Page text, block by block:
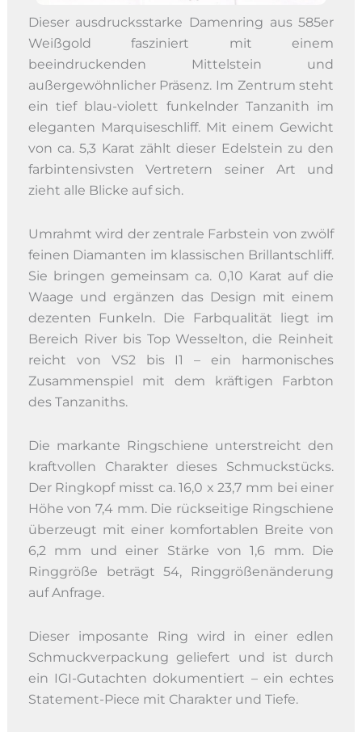
Dieser ausdrucksstarke Damenring aus 585er
Weißgold fasziniert mit einem
beeindruckenden Mittelstein und
außergewöhnlicher Präsenz. Im Zentrum steht
ein tief blau-violett funkelnder Tanzanith im
eleganten Marquiseschliff. Mit einem Gewicht
von ca. 5,3 Karat zählt dieser Edelstein zu den
farbintensivsten Vertretern seiner Art und
zieht alle Blicke auf sich.
Umrahmt wird der zentrale Farbstein von zwölf
feinen Diamanten im klassischen Brillantschliff.
Sie bringen gemeinsam ca. 0,10 Karat auf die
Waage und ergänzen das Design mit einem
dezenten Funkeln. Die Farbqualität liegt im
Bereich River bis Top Wesselton, die Reinheit
reicht von VS2 bis I1 – ein harmonisches
Zusammenspiel mit dem kräftigen Farbton
des Tanzaniths.
Die markante Ringschiene unterstreicht den
kraftvollen Charakter dieses Schmuckstücks.
Der Ringkopf misst ca. 16,0 x 23,7 mm bei einer
Höhe von 7,4 mm. Die rückseitige Ringschiene
überzeugt mit einer komfortablen Breite von
6,2 mm und einer Stärke von 1,6 mm. Die
Ringgröße beträgt 54, Ringgrößenänderung
auf Anfrage.
Dieser imposante Ring wird in einer edlen
Schmuckverpackung geliefert und ist durch
ein IGI-Gutachten dokumentiert – ein echtes
Statement-Piece mit Charakter und Tiefe.